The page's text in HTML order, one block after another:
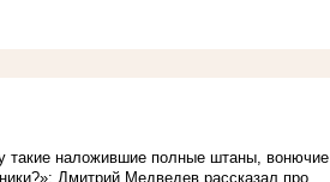
такие наложившие полные штаны, вонючие
Дмитрий Медведев рассказал про